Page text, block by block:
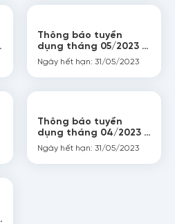
Thông báo tuyển
dụng tháng 05/2023 (
Hiroshimaken – Nhật
Bản )
Ngày hết hạn: 31/05/2023
Thông báo tuyển
dụng tháng 04/2023 (
Hiroshimaken – Nhật
Bản )
Ngày hết hạn: 31/05/2023